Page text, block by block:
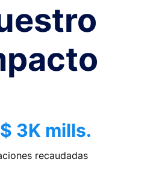
3K mills.
recaudadas